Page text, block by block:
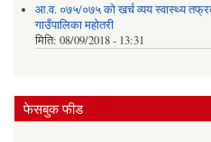
आ.व. ०७५/०७५ को खर्च व्यय स्वास्थ्य
गाउँपालिका महोतरी
मिति: 08/09/2018 - 13:31
फेसबुक फीड